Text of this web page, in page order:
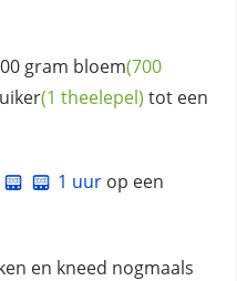
gram bloem(700
(1 theelepel) tot een
1 uurop een
en kneed nogmaals